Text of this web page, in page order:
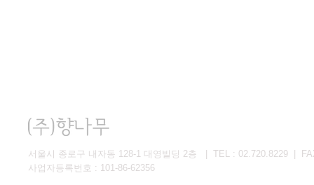
서울시 종로구 내자동 128-1 대영빌딩 2층 | TEL : 02.720.8229 |
사업자등록번호 : 101-86-62356